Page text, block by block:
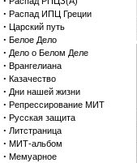
· Распад ИПЦ Греции
· Царский путь
· Белое Дело
· Дело о Белом Деле
· Врангелиана
· Казачество
· Дни нашей жизни
· Репрессирование МИТ
· Русская защита
· Литстраница
· МИТ-альбом
· Мемуарное